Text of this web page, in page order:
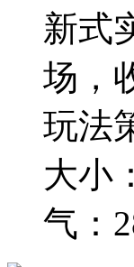
新式
场，
玩法
大小
气